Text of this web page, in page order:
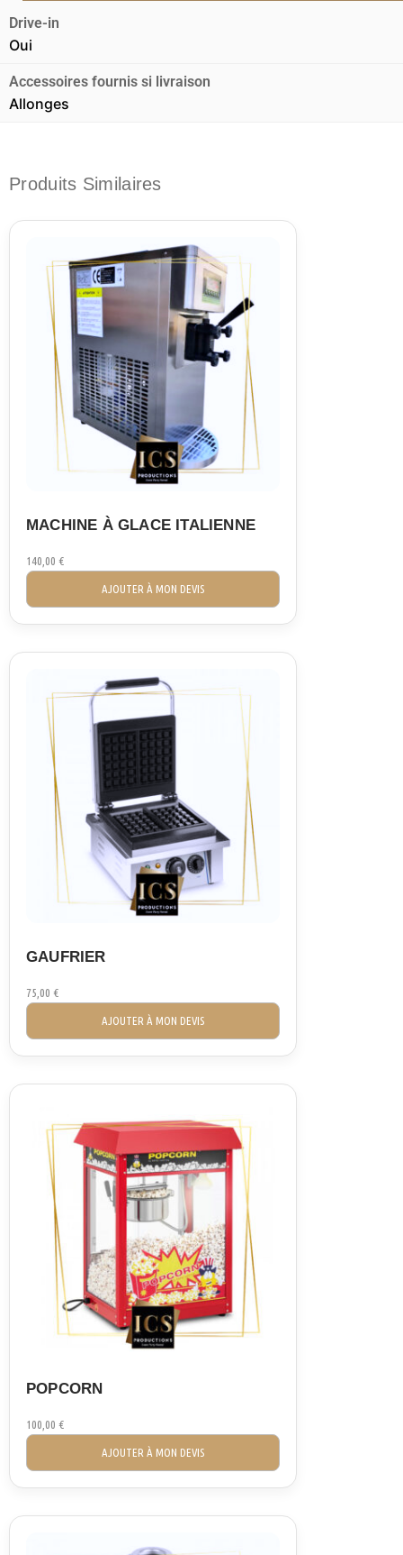
Drive-in
Oui
Accessoires fournis si livraison
Allonges
Produits Similaires
MACHINE À GLACE ITALIENNE
140,00 €
AJOUTER À MON DEVIS
GAUFRIER
75,00 €
AJOUTER À MON DEVIS
POPCORN
100,00 €
AJOUTER À MON DEVIS